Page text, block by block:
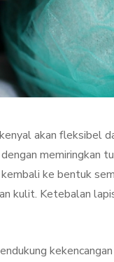
akan fleksibel
memiringkan
ke bentuk
kulit. Ketebalan